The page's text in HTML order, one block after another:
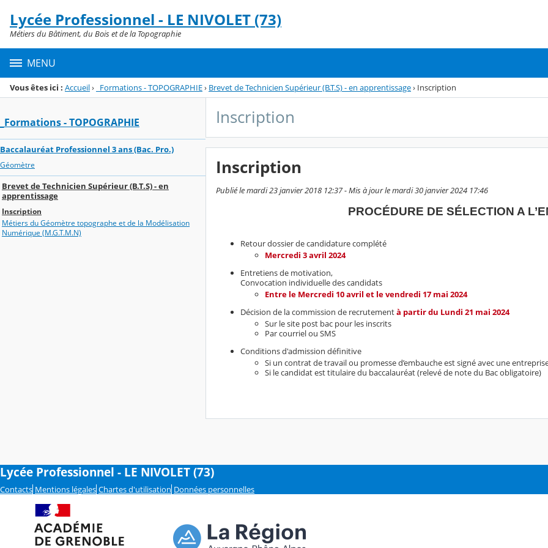
Menu de la rubrique
Contenu
Lycée Professionnel - LE NIVOLET (73)
Métiers du Bâtiment, du Bois et de la Topographie
MENU
Vous êtes ici : Accueil› _Formations - TOPOGRAPHIE› Brevet de Technicien Supérieur (B.T.S) - en apprentissage› Inscription
_Formations - TOPOGRAPHIE
Baccalauréat Professionnel 3 ans (Bac. Pro.)
Géomètre
Brevet de Technicien Supérieur (B.T.S) - en
apprentissage
Inscription
Métiers du Géomètre topographe et de la Modélisation
Numérique (M.G.T.M.N)
Inscription
Inscription
Publié le mardi 23 janvier 2018 12:37 - Mis à jour le mardi 30 janvier 2024 17:46
PROCÉDURE DE SÉLECTION A
Retour dossier de candidature complété
Mercredi 3 avril 2024
Entretiens de motivation,
Convocation individuelle des candidats
Entre le Mercredi 10 avril et le vendredi 17 mai 2024
Décision de la commission de recrutementà partir du Lundi 21 mai 2024
Sur le site post bac pour les inscrits
Par courriel ou SMS
Conditions d'admission définitive
Si un contrat de travail ou promesse d’embauche est signé avec une
Si le candidat est titulaire du baccalauréat (relevé de note du Bac obligatoire)
Lycée Professionnel - LE NIVOLET (73)
Contacts Mentions légales Chartes d'utilisation Données personnelles